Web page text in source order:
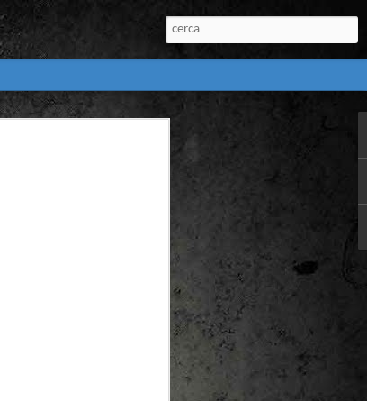
2018) i
amb
no